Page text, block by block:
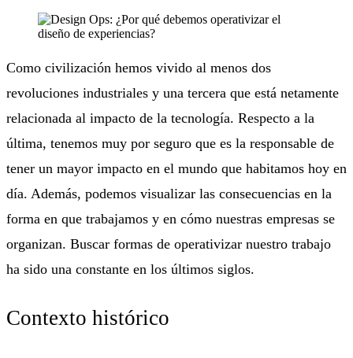
Como civilización hemos vivido al menos dos
revoluciones industriales y una tercera que está netamente
relacionada al impacto de la tecnología. Respecto a la
última, tenemos muy por seguro que es la responsable de
tener un mayor impacto en el mundo que habitamos hoy en
día. Además, podemos visualizar las consecuencias en la
forma en que trabajamos y en cómo nuestras empresas se
organizan. Buscar formas de operativizar nuestro trabajo
ha sido una constante en los últimos siglos.
Contexto histórico